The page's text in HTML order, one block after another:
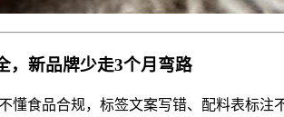
，新品牌少走3个月弯路
懂食品合规，标签文案写错、配料表标